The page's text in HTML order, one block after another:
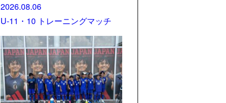
2026.08.06
U-11・10 トレーニングマッチ